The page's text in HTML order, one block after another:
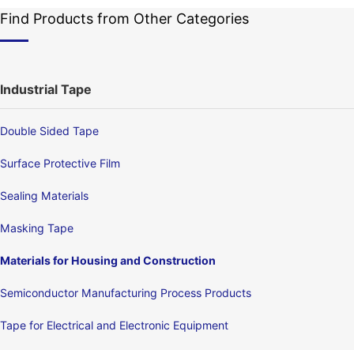
Find Products from Other Categories
Industrial Tape
Double Sided Tape
Surface Protective Film
Sealing Materials
Masking Tape
Materials for Housing and Construction
Semiconductor Manufacturing Process Products
Tape for Electrical and Electronic Equipment